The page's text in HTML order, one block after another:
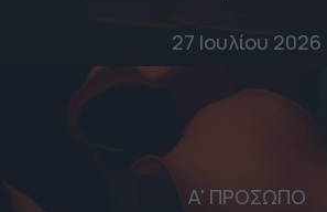
27 Ιουλίου 2026
Α' ΠΡΟΣΩΠΟ